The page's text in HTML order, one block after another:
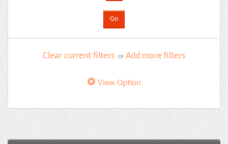
Clear current filters or Add more filters
View Option